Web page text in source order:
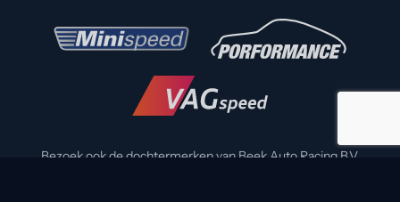
Bezoek ook de dochtermerken van Beek Auto Racing B.V.